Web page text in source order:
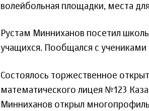
волейбольная площадки, места
Рустам Минниханов посетил
учащихся. Пообщался с учениками
Состоялось торжественное
математического лицея №123
Минниханов открыл